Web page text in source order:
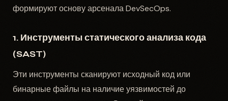
формируют основу арсенала DevSecOps.
1. Инструменты статического анализа кода
(SAST)
Эти инструменты сканируют исходный код или
бинарные файлы на наличие уязвимостей до